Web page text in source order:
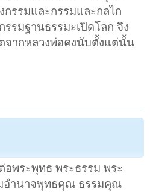
กรรมและกรรมและกลไก
รมฐานธรรมะเปิดโลก จึง
จากหลวงพ่อคงนับตั้งแต่นั้น
อพระพุทธ พระธรรม พระ
อำนาจพุทธคุณ ธรรมคุณ